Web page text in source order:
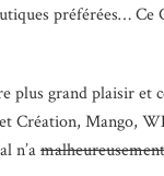
préférées…
plus grand plaisir
Création, Mango,
n’a